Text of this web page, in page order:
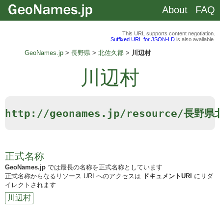
This URL supports content negotiation.
Suffixed URL for JSON-LD is also available.
GeoNames.jp 長野県 北佐久郡 川辺村
川辺村
http://geonames.jp/resource/長野県北
正式名称
GeoNames.jp では最長の名称を正式名称としています
正式名称からなるリソース URI へのアクセスは ドキュメントURI にリダ
イレクトされます
川辺村
About FAQ